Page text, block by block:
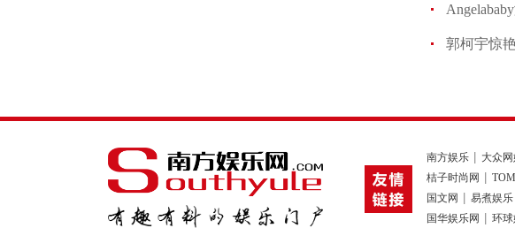
郭柯宇惊
南方娱乐 大众
桔子时尚网
国文网
易煮娱乐
国华娱乐网
环